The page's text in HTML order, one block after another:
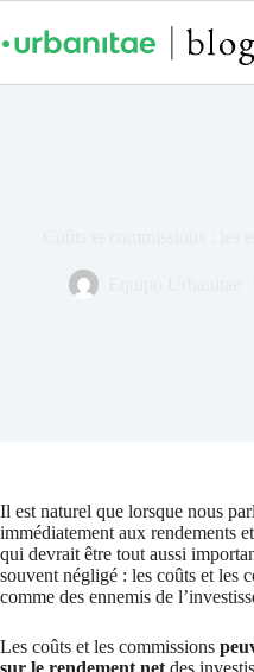
Il est naturel que lorsque nous
immédiatement aux rendements
qui devrait être tout aussi
souvent négligé : les coûts et les
comme des ennemis de
Les coûts et les commissions
sur le rendement net des